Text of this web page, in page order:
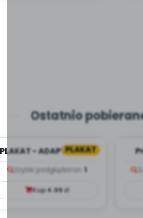
Ostatnio
PLAKAT
PLAKAT - ADAPTACJA -
Szybki podglądstron: 1
Kup4.99zł